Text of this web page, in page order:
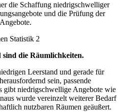
die Schaffung niedrigschwelliger
und die Prüfung der
sind die Räumlichkeiten.
Leerstand und gerade für
sein, passende
gibt niedrigschwellige Angebote wie
wurde vereinzelt weiterer Bedarf
nutzbaren Räumen geäußert.